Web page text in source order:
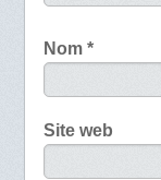
Nom *
Site web